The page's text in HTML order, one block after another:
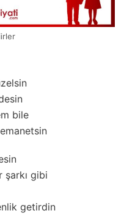
bile
şarkı gibi
getirdin